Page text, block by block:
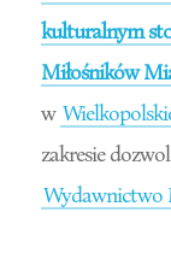
kulturalnym
Miłośników
w
zakresie
Wydawnictwo